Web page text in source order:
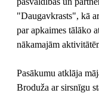
"Daugavkrasts", kā
par apkaimes tālāko
nākamajām
Pasākumu atklāja
Broduža ar sirsnīgu